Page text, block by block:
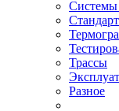
Системы
Трассы
Разное